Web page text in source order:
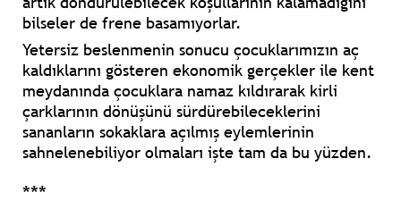
bilseler de frene basamıyorlar.
Yetersiz beslenmenin sonucu çocuklarımızın aç
kaldıklarını gösteren ekonomik gerçekler ile kent
meydanında çocuklara namaz kıldırarak kirli
çarklarının dönüşünü sürdürebileceklerini
sananların sokaklara açılmış eylemlerinin
sahnelenebiliyor olmaları işte tam da bu yüzden.
***